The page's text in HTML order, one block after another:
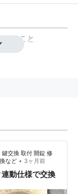
アのこと
交換 取付 開錠 修
など • 3ヶ月前
動仕様で交換